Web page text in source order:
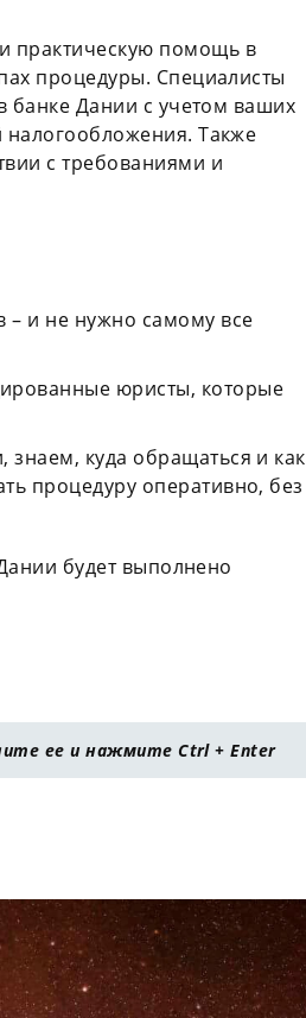
практическую помощь в
процедуры. Специалисты
банке Дании с учетом ваших
налогообложения. Также
с требованиями и
– и не нужно самому все
юристы, которые
куда обращаться и как
процедуру оперативно, без
будет выполнено
ее и нажмите Ctrl + Enter